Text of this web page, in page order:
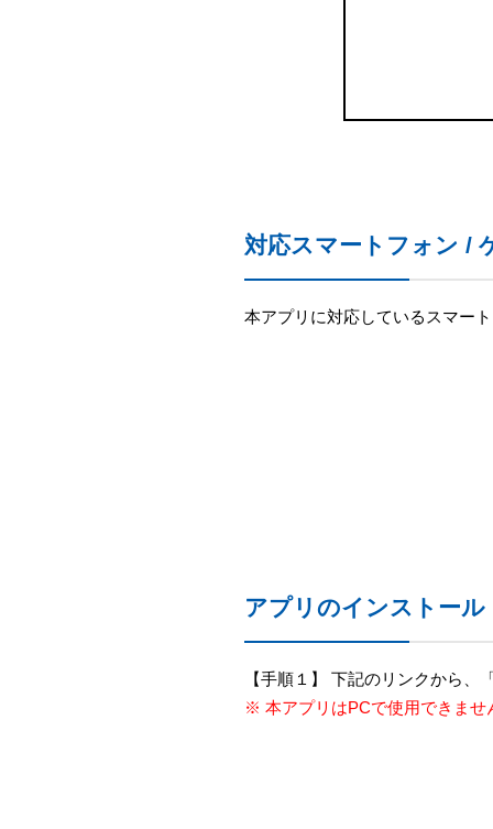
対応スマートフォン /
本アプリに対応しているスマー
アプリのインストール
【手順１】 下記のリンクから
※ 本アプリはPCで使用できませ